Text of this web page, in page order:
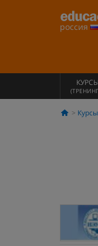
россия
КУРСЫ
Курсы